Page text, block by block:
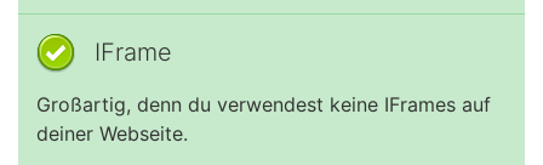
IFrame
Großartig, denn du verwendest keine IFrames auf
deiner Webseite.